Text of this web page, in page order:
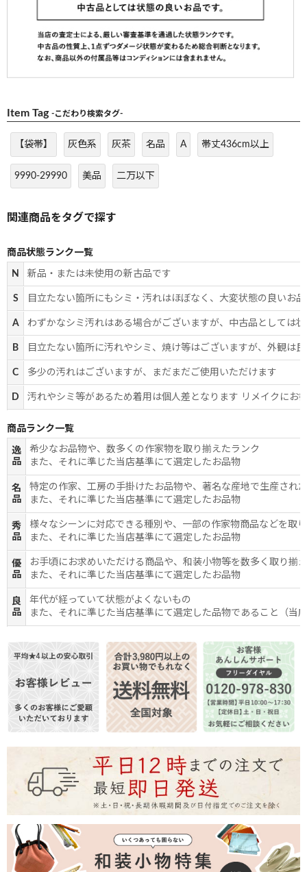
Item Tag -こだわり検索タグ-
【袋帯】 灰色系 灰茶 名品 A 帯丈436cm以上
9990-29990 美品 二万以下
商品状態ランク一覧
N 新品・または未使用の新古品です
S 目立たない箇所にもシミ・汚れはほぼなく、大変状態の良いお
A わずかなシミ汚れはある場合がございますが、中古品としては
B 目立たない箇所に汚れやシミ、焼け等はございますが、外観は
C 多少の汚れはございますが、まだまだご使用いただけます
D 汚れやシミ等があるため着用は個人差となります リメイクにお
商品ランク一覧
逸
品
希少なお品物や、数多くの作家物を取り揃えたランク
また、それに準じた当店基準にて選定したお品物
名
品
特定の作家、工房の手掛けたお品物や、著名な産地で生産され
また、それに準じた当店基準にて選定したお品物
秀
品
様々なシーンに対応できる種別や、一部の作家物商品などを取
また、それに準じた当店基準にて選定したお品物
優
品
お手頃にお求めいただける商品や、和装小物等を数多く取り揃
また、それに準じた当店基準にて選定したお品物
良
品
年代が経っていて状態がよくないもの
また、それに準じた当店基準にて選定した品物であること（当